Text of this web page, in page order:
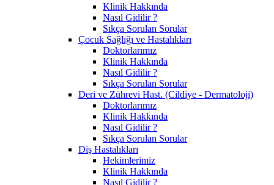
Klinik Hakkında
Nasıl Gidilir ?
Sıkça Sorulan Sorular
Çocuk Sağlığı ve Hastalıkları
Doktorlarımız
Klinik Hakkında
Nasıl Gidilir ?
Sıkça Sorulan Sorular
Deri ve Zührevi Hast. (Cildiye - Dermatoloji)
Doktorlarımız
Klinik Hakkında
Nasıl Gidilir ?
Sıkça Sorulan Sorular
Diş Hastalıkları
Hekimlerimiz
Klinik Hakkında
Nasıl Gidilir ?